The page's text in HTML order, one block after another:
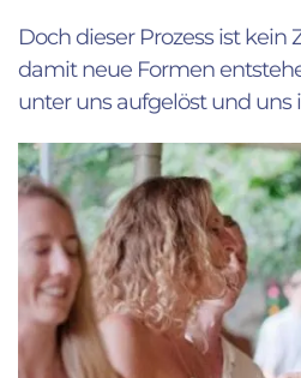
Doch dieser Prozess ist kein
damit neue Formen
unter uns aufgelöst und uns